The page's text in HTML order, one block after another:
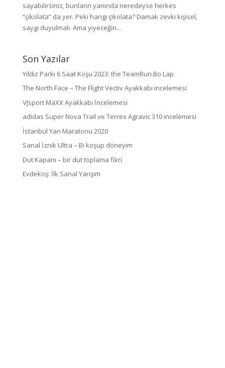
sayabilirsiniz, bunların yanında neredeyse herkes
“çikolata” da yer. Peki hangi çikolata? Damak zevki kişisel,
saygı duyulmalı. Ama yiyeceğin...
Son Yazılar
Yıldız Parkı 6 Saat Koşu 2023: the TeamRun.Bo Lap
The North Face – The Flight Vectiv Ayakkabı incelemesi
VJsport MaXX Ayakkabı İncelemesi
adidas Super Nova Trail ve Terrex Agravic 310 incelemesi
İstanbul Yarı Maratonu 2020
Sanal İznik Ultra – Bi koşup döneyim
Dut Kapanı – bir dut toplama fikri
Evdekoş: İlk Sanal Yarışım